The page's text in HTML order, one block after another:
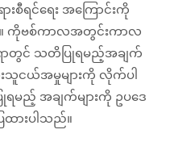
စီရင်ရေး အကြောင်းကို
သည်။ ကိုဗစ်ကာလအတွင်းကာလ
ာတွင် သတိပြုရမည့်အချက်
ေးသူငယ်အမှုများကို လိုက်ပါ
မည့် အချက်များကို ဥပဒေ
ြထားပါသည်။